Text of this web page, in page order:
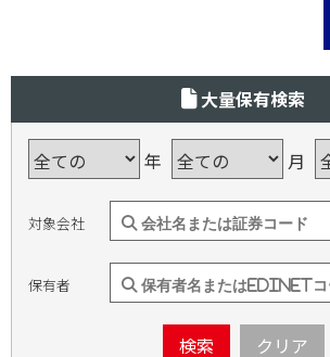
大量保有検索
年 月
対象会社
保有者
検索 クリア